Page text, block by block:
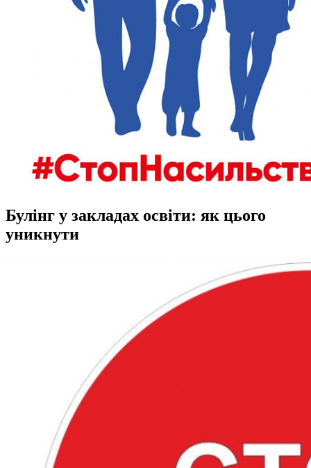
Булінг у закладах освіти: як цього
уникнути